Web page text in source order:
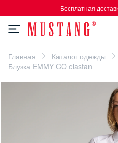
Бесплатная
Главная Каталог одежды
Блузка EMMY CO elastan